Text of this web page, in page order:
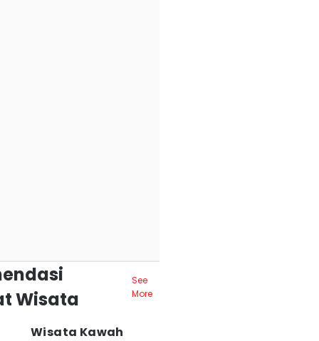
Wisata
See
More
Wisata Kawah